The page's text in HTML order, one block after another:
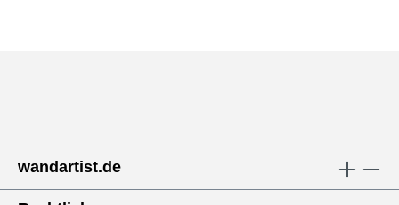
wandartist.de